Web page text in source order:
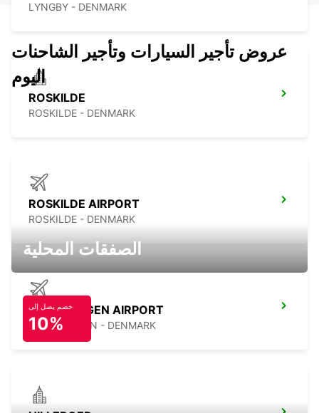
LYNGBY - DENMARK
ROSKILDE
ROSKILDE - DENMARK
ROSKILDE AIRPORT
ROSKILDE - DENMARK
COPENHAGEN AIRPORT
COPENHAGEN - DENMARK
عروض تأجير السيارات وتأجير الشاحنات
اليوم
الصفقات المحلية
خصم يصل إلى
10%